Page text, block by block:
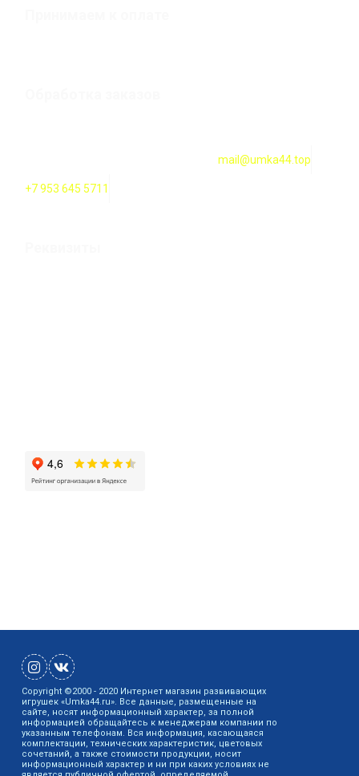
mail@umka44.top
+7 953 645 5711
Copyright ©2000 - 2020 Интернет магазин развивающих
игрушек «Umka44.ru». Все данные, размещенные на
сайте, носят информационный характер, за полной
информацией обращайтесь к менеджерам компании по
указанным телефонам. Вся информация, касающаяся
комплектации, технических характеристик, цветовых
сочетаний, а также стоимости продукции, носит
информационный характер и ни при каких условиях не